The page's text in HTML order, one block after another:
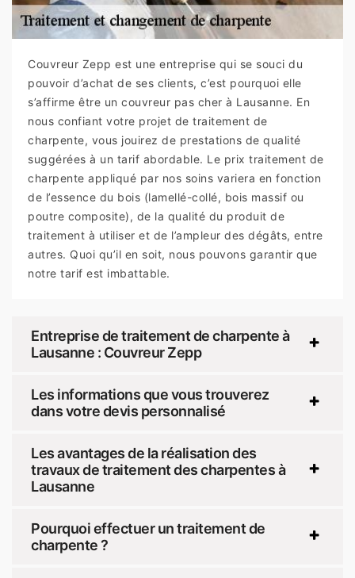
Couvreur Zepp est une entreprise qui se souci du
pouvoir d’achat de ses clients, c’est pourquoi elle
s’affirme être un couvreur pas cher à Lausanne. En
nous confiant votre projet de traitement de
charpente, vous jouirez de prestations de qualité
suggérées à un tarif abordable. Le prix traitement de
charpente appliqué par nos soins variera en fonction
de l’essence du bois (lamellé-collé, bois massif ou
poutre composite), de la qualité du produit de
traitement à utiliser et de l’ampleur des dégâts, entre
autres. Quoi qu’il en soit, nous pouvons garantir que
notre tarif est imbattable.
Entreprise de traitement de charpente à
Lausanne : Couvreur Zepp
Les informations que vous trouverez
dans votre devis personnalisé
Les avantages de la réalisation des
travaux de traitement des charpentes à
Lausanne
Pourquoi effectuer un traitement de
charpente ?